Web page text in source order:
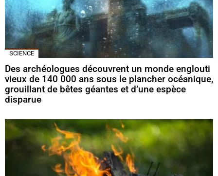
SCIENCE
Des archéologues découvrent un monde englouti
vieux de 140 000 ans sous le plancher océanique,
grouillant de bêtes géantes et d’une espèce
disparue